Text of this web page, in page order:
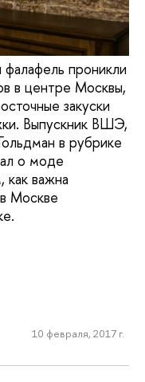
проникли
в центре Москвы,
закуски
Выпускник ВШЭ,
в рубрике
о моде
как важна
Москве
10 февраля, 2017 г.